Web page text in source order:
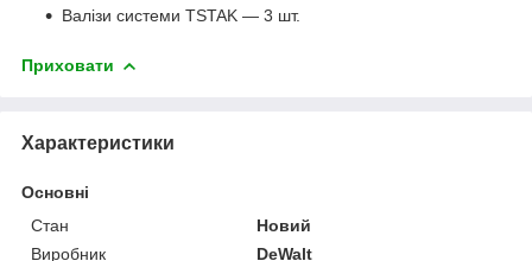
Валізи системи TSTAK — 3 шт.
Приховати
Характеристики
Основні
Стан
Новий
Виробник
DeWalt